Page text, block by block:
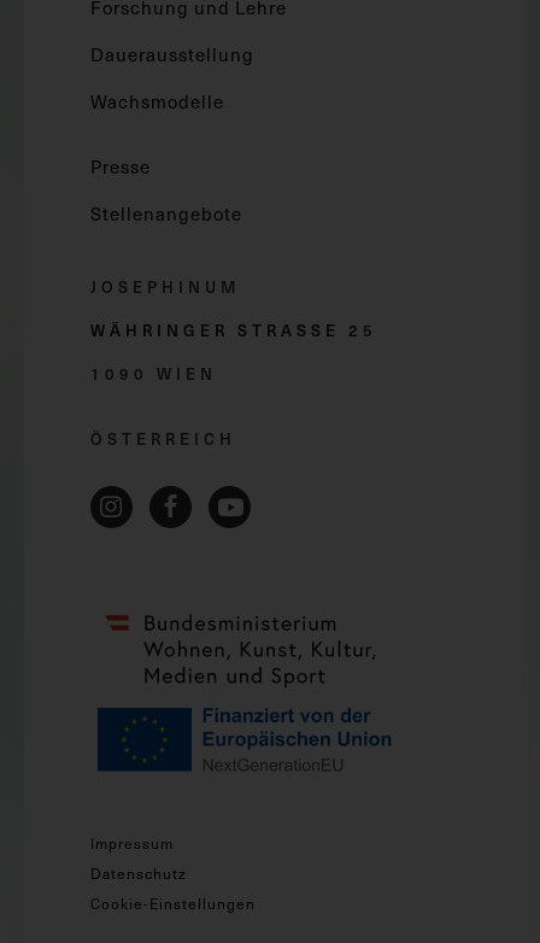
Forschung und Lehre
Dauerausstellung
Wachsmodelle
Presse
Stellenangebote
JOSEPHINUM
WÄHRINGER STRASSE 2 5
1090 WIEN
ÖSTERREICH
Impressum
Datenschutz
Cookie-Einstellungen